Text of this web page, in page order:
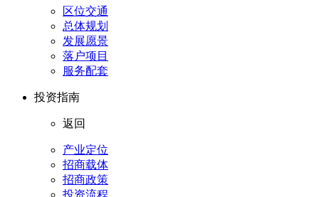
区位交通
总体规划
发展愿景
落户项目
服务配套
投资指南
返回
产业定位
招商载体
招商政策
投资流程